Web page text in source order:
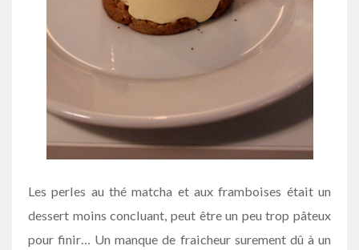
Les perles au thé matcha et aux framboises était un
dessert moins concluant, peut être un peu trop pâteux
pour finir… Un manque de fraicheur surement dû à un